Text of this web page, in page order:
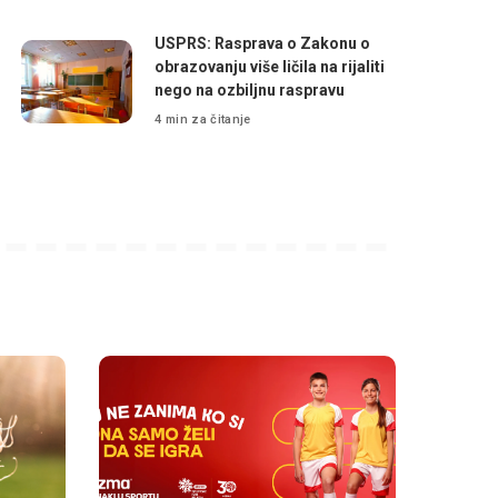
USPRS: Rasprava o Zakonu o
obrazovanju više ličila na rijaliti
nego na ozbiljnu raspravu
4 min za čitanje